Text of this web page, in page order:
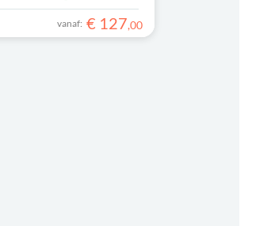
vanaf: € 127,00